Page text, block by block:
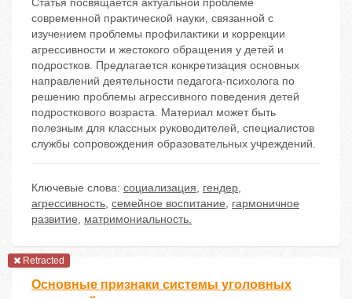
Статья посвящается актуальной проблеме
современной практической науки, связанной с
изучением проблемы профилактики и коррекции
агрессивности и жестокого обращения у детей и
подростков. Предлагается конкретизация основных
направлений деятельности педагога-психолога по
решению проблемы агрессивного поведения детей
подросткового возраста. Материал может быть
полезным для классных руководителей, специалистов
службы сопровождения образовательных учреждений.
Ключевые слова: социализация, гендер,
агрессивность, семейное воспитание, гармоничное
развитие, матримониальность.
Retracted
Основные признаки системы уголовных